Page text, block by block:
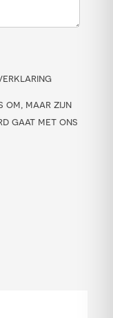
om, maar zijn
gaat met ons